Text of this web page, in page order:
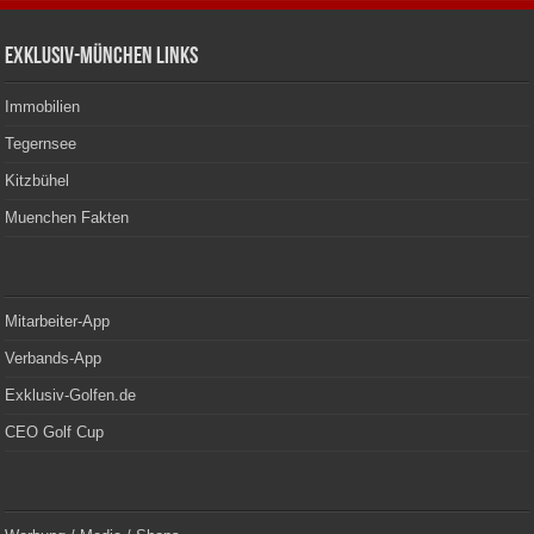
Exklusiv-München Links
Immobilien
Tegernsee
Kitzbühel
Muenchen Fakten
Mitarbeiter-App
Verbands-App
Exklusiv-Golfen.de
CEO Golf Cup